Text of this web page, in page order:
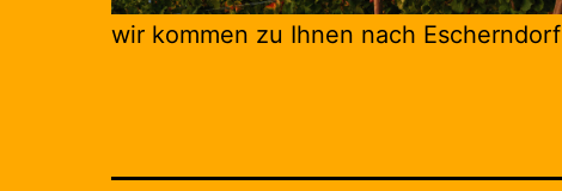
wir kommen zu Ihnen nach Escherndorf